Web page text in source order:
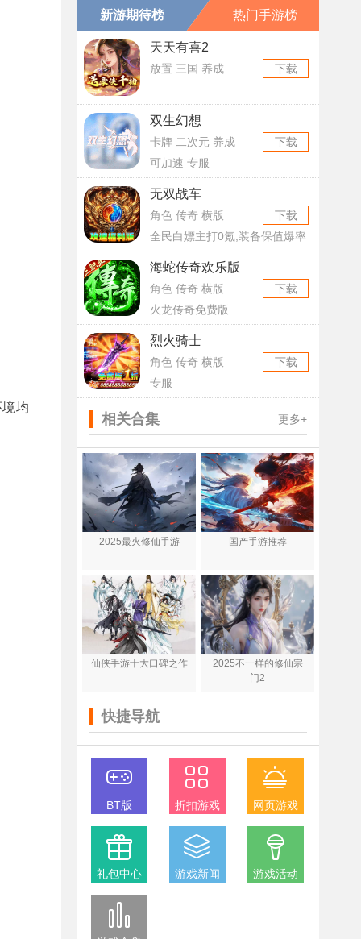
均
新游期待榜 热门手游榜
天天有喜2
放置 三国 养成 下载
双生幻想
卡牌 二次元 养成
可加速 专服
下载
无双战车
角色 传奇 横版
全民白嫖主打0氪,装备保值爆率
下载
海蛇传奇欢乐版
角色 传奇 横版
火龙传奇免费版
下载
烈火骑士
角色 传奇 横版
专服
下载
相关合集 更多+
2025最火修仙手游 国产手游推荐
仙侠手游十大口碑之作
2025不一样的修仙宗
门2
快捷导航
BT版 折扣游戏 网页游戏
礼包中心 游戏新闻 游戏活动